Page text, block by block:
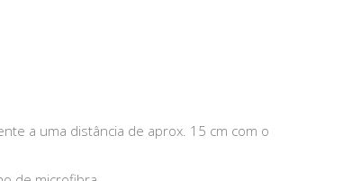
a uma distância de aprox. 15 cm com o